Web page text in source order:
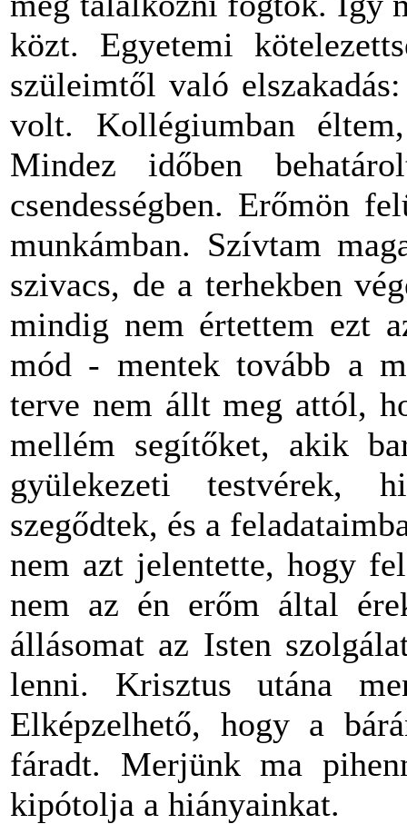
közt. Egyetemi
szüleimtől való
volt. Kollégiumban
Mindez időben
csendességben. Erőmön
munkámban. Szívtam
szivacs, de a terhekben
mindig nem értettem ezt
mód - mentek tovább a
terve nem állt meg attól,
mellém segítőket, akik
gyülekezeti testvérek,
szegődtek, és a
nem azt jelentette, hogy
nem az én erőm által
állásomat az Isten
lenni. Krisztus utána
Elképzelhető, hogy a
fáradt. Merjünk ma
kipótolja a hiányainkat.